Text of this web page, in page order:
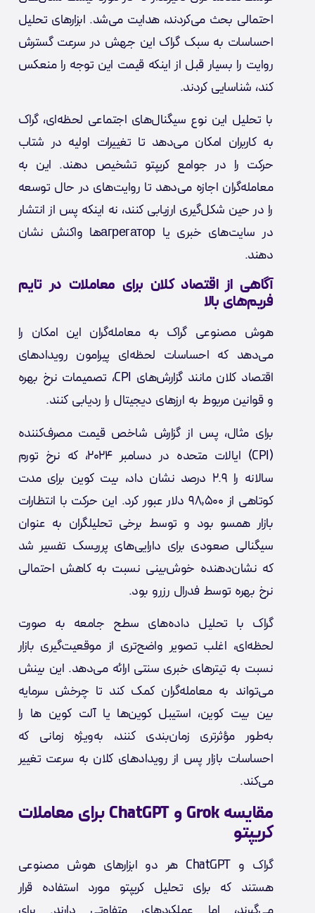
احتمالی بحث می‌کردند، هدایت می‌شد. ابزارهای تحلیل
احساسات به سبک گراک این جهش در سرعت گسترش
روایت را بسیار قبل از اینکه قیمت این توجه را منعکس
کند، شناسایی کردند.
با تحلیل این نوع سیگنال‌های اجتماعی لحظه‌ای، گراک
به کاربران امکان می‌دهد تا تغییرات اولیه در شتاب
حرکت را در جوامع کریپتو تشخیص دهند. این به
معامله‌گران اجازه می‌دهد تا روایت‌های در حال توسعه
را در حین شکل‌گیری ارزیابی کنند، نه اینکه پس از انتشار
در سایت‌های خبری یا агрегаторها واکنش نشان
دهند.
آگاهی از اقتصاد کلان برای معاملات در تایم
فریم‌های بالا
هوش مصنوعی گراک به معامله‌گران این امکان را
می‌دهد که احساسات لحظه‌ای پیرامون رویدادهای
اقتصاد کلان مانند گزارش‌های CPI، تصمیمات نرخ بهره
و قوانین مربوط به ارزهای دیجیتال را ردیابی کنند.
برای مثال، پس از گزارش شاخص قیمت مصرف‌کننده
(CPI) ایالات متحده در دسامبر ۲۰۲۴، که نرخ تورم
سالانه را ۲.۹ درصد نشان داد، بیت کوین برای مدت
کوتاهی از ۹۸,۵۰۰ دلار عبور کرد. این حرکت با انتظارات
بازار همسو بود و توسط برخی تحلیلگران به عنوان
سیگنالی صعودی برای دارایی‌های پرریسک تفسیر شد
که نشان‌دهنده خوش‌بینی نسبت به کاهش احتمالی
نرخ بهره توسط فدرال رزرو بود.
گراک با تحلیل داده‌های سطح جامعه به صورت
لحظه‌ای، اغلب تصویر واضح‌تری از موقعیت‌گیری بازار
نسبت به تیترهای خبری سنتی ارائه می‌دهد. این بینش
می‌تواند به معامله‌گران کمک کند تا چرخش سرمایه
بین بیت کوین، استیبل کوین‌ها یا آلت کوین ها را
به‌طور مؤثرتری زمان‌بندی کنند، به‌ویژه زمانی که
احساسات بازار پس از رویدادهای کلان به سرعت تغییر
می‌کند.
مقایسه Grok و ChatGPT برای معاملات
کریپتو
گراک و ChatGPT هر دو ابزارهای هوش مصنوعی
هستند که برای تحلیل کریپتو مورد استفاده قرار